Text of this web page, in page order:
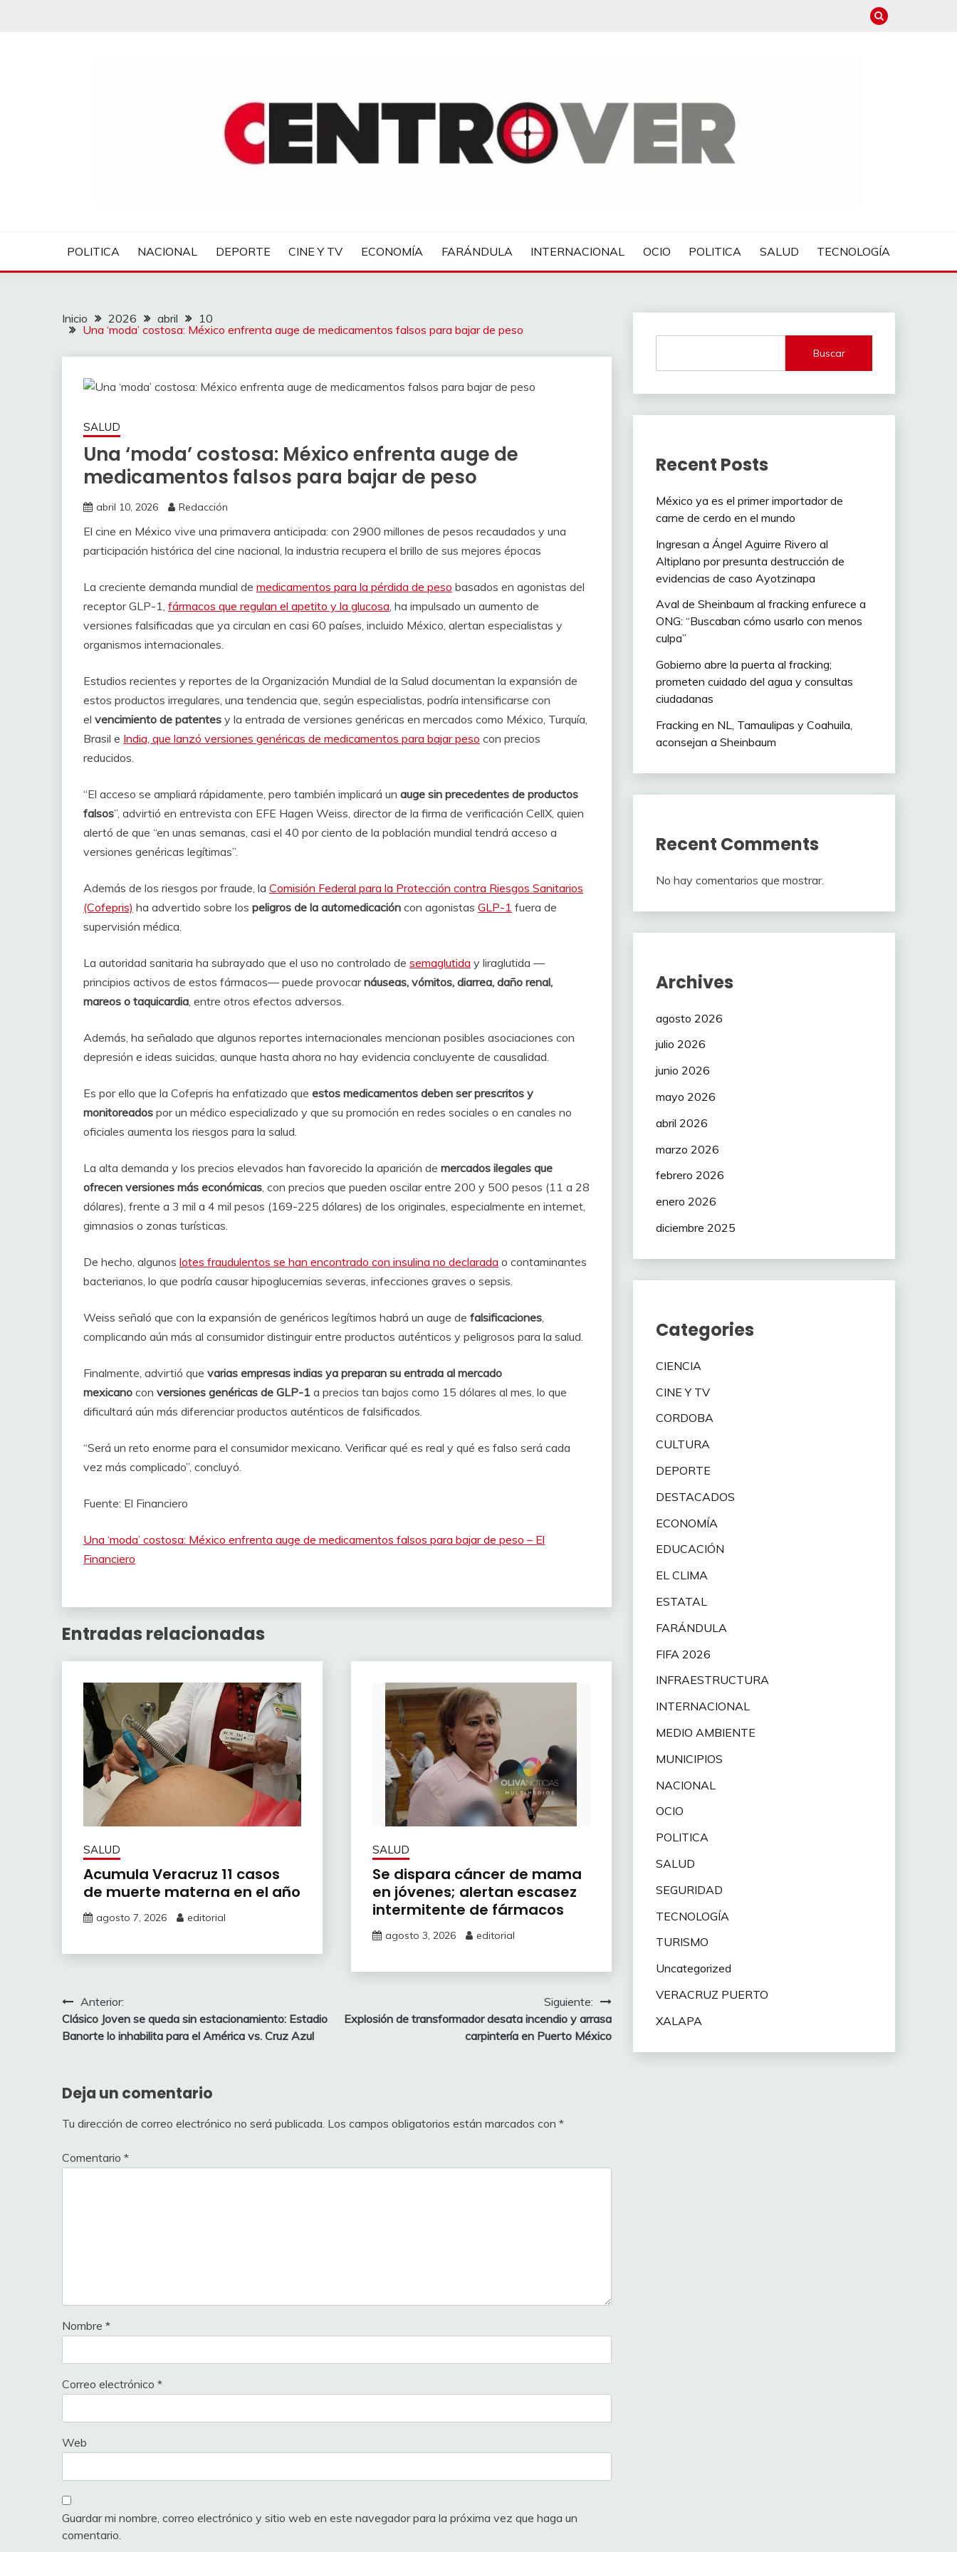
POLITICA NACIONAL DEPORTE CINE Y TV ECONOMÍA FARÁNDULA INTERNACIONAL OCIO POLITICA SALUD TECNOLOGÍA
Inicio 2026 abril
10
Una ‘moda’ costosa: México enfrenta auge de medicamentos falsos para bajar de peso
SALUD
Una ‘moda’ costosa: México enfrenta auge de
medicamentos falsos para bajar de peso
abril 10, 2026 Redacción
El cine en México vive una primavera anticipada: con 2900 millones de pesos recaudados y una
participación histórica del cine nacional, la industria recupera el brillo de sus mejores épocas
La creciente demanda mundial de medicamentos para la pérdida de peso basados en agonistas del
receptor GLP-1, fármacos que regulan el apetito y la glucosa, ha impulsado un aumento de
versiones falsificadas que ya circulan en casi 60 países, incluido México, alertan especialistas y
organismos internacionales.
Estudios recientes y reportes de la Organización Mundial de la Salud documentan la expansión de
estos productos irregulares, una tendencia que, según especialistas, podría intensificarse con
el vencimiento de patentes y la entrada de versiones genéricas en mercados como México, Turquía,
Brasil e India, que lanzó versiones genéricas de medicamentos para bajar peso con precios
reducidos.
“El acceso se ampliará rápidamente, pero también implicará un auge sin precedentes de productos
falsos”, advirtió en entrevista con EFE Hagen Weiss, director de la firma de verificación CellX, quien
alertó de que “en unas semanas, casi el 40 por ciento de la población mundial tendrá acceso a
versiones genéricas legítimas”.
Además de los riesgos por fraude, la Comisión Federal para la Protección contra Riesgos Sanitarios
(Cofepris) ha advertido sobre los peligros de la automedicación con agonistas GLP-1 fuera de
supervisión médica.
La autoridad sanitaria ha subrayado que el uso no controlado de semaglutida y liraglutida —
principios activos de estos fármacos— puede provocarnáuseas, vómitos, diarrea, daño renal,
mareos o taquicardia, entre otros efectos adversos.
Además, ha señalado que algunos reportes internacionales mencionan posibles asociaciones con
depresión e ideas suicidas, aunque hasta ahora no hay evidencia concluyente de causalidad.
Es por ello que la Cofepris ha enfatizado que estos medicamentos deben ser prescritos y
monitoreados por un médico especializado y que su promoción en redes sociales o en canales no
oficiales aumenta los riesgos para la salud.
La alta demanda y los precios elevados han favorecido la aparición de mercados ilegales que
ofrecen versiones más económicas, con precios que pueden oscilar entre 200 y 500 pesos (11 a 28
dólares), frente a 3 mil a 4 mil pesos (169-225 dólares) de los originales, especialmente en internet,
gimnasios o zonas turísticas.
De hecho, algunos lotes fraudulentos se han encontrado con insulina no declarada o contaminantes
bacterianos, lo que podría causar hipoglucemias severas, infecciones graves o sepsis.
Weiss señaló que con la expansión de genéricos legítimos habrá un auge de falsificaciones,
complicando aún más al consumidor distinguir entre productos auténticos y peligrosos para la salud.
Finalmente, advirtió que varias empresas indias ya preparan su entrada al mercado
mexicano con versiones genéricas de GLP-1 a precios tan bajos como 15 dólares al mes, lo que
dificultará aún más diferenciar productos auténticos de falsificados.
“Será un reto enorme para el consumidor mexicano. Verificar qué es real y qué es falso será cada
vez más complicado”, concluyó.
Fuente: El Financiero
Una ‘moda’ costosa: México enfrenta auge de medicamentos falsos para bajar de peso – El
Financiero
Entradas relacionadas
SALUD
Acumula Veracruz 11 casos
de muerte materna en el año
agosto 7, 2026 editorial
SALUD
Se dispara cáncer de mama
en jóvenes; alertan escasez
intermitente de fármacos
agosto 3, 2026 editorial
Navegación
de
Anterior:
Clásico Joven se queda sin estacionamiento: Estadio
Banorte lo inhabilita para el América vs. Cruz Azul
Siguiente:
Explosión de transformador desata incendio y arrasa
carpintería en Puerto México
Deja un comentario
Tu dirección de correo electrónico no será publicada. Los campos obligatorios están marcados con *
Comentario *
Nombre *
Correo electrónico *
Web
Guardar mi nombre, correo electrónico y sitio web en este navegador para la próxima vez que haga un
comentario.
Buscar
Recent Posts
México ya es el primer importador de
carne de cerdo en el mundo
Ingresan a Ángel Aguirre Rivero al
Altiplano por presunta destrucción de
evidencias de caso Ayotzinapa
Aval de Sheinbaum al fracking enfurece a
ONG: “Buscaban cómo usarlo con menos
culpa”
Gobierno abre la puerta al fracking;
prometen cuidado del agua y consultas
ciudadanas
Fracking en NL, Tamaulipas y Coahuila,
aconsejan a Sheinbaum
Recent Comments
No hay comentarios que mostrar.
Archives
agosto 2026
julio 2026
junio 2026
mayo 2026
abril 2026
marzo 2026
febrero 2026
enero 2026
diciembre 2025
Categories
CIENCIA
CINE Y TV
CORDOBA
CULTURA
DEPORTE
DESTACADOS
ECONOMÍA
EDUCACIÓN
EL CLIMA
ESTATAL
FARÁNDULA
FIFA 2026
INFRAESTRUCTURA
INTERNACIONAL
MEDIO AMBIENTE
MUNICIPIOS
NACIONAL
OCIO
POLITICA
SALUD
SEGURIDAD
TECNOLOGÍA
TURISMO
Uncategorized
VERACRUZ PUERTO
XALAPA